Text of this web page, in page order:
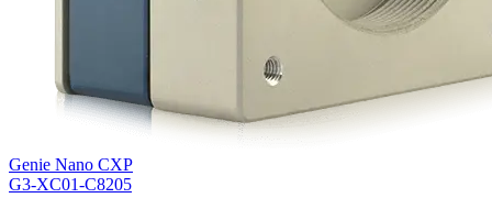
Genie Nano CXP
G3-XC01-C8205